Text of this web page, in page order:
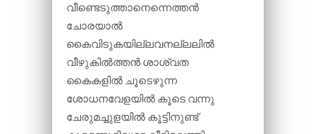
വീണ്ടെടുത്താനെന്നെത്തൻ
ചോരയാൽ
കൈവിടുകയില്ലവനല്ലലിൽ
വീഴുകിൽത്തൻ ശാശ്വത
കൈകളിൽ ചൂടെഴുന്ന
ശോധനവേളയിൽ കൂടെ വന്നു
ചേരുമച്ചുളയിൽ കൂട്ടിനുണ്ട്